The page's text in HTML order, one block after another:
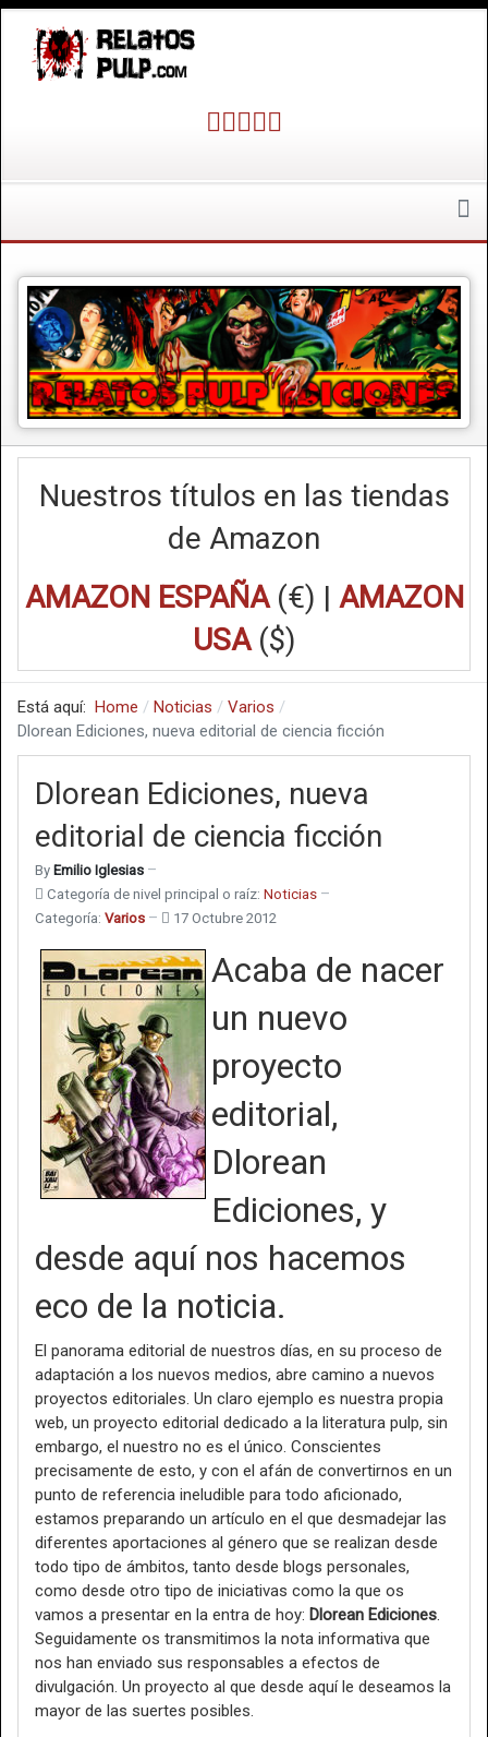
Nuestros títulos en las tiendas
de Amazon
AMAZON ESPAÑA(€) | AMAZON
USA($)
Está aquí: Home Noticias
Varios
Dlorean Ediciones, nueva editorial de ciencia ficción
Dlorean Ediciones, nueva
editorial de ciencia ficción
By Emilio Iglesias
Categoría de nivel principal o raíz: Noticias
Categoría: Varios 17 Octubre 2012
Acaba de nacer
un nuevo
proyecto
editorial,
Dlorean
Ediciones, y
desde aquí nos hacemos
eco de la noticia.
El panorama editorial de nuestros días, en su proceso de
adaptación a los nuevos medios, abre camino a nuevos
proyectos editoriales. Un claro ejemplo es nuestra propia
web, un proyecto editorial dedicado a la literatura pulp, sin
embargo, el nuestro no es el único. Conscientes
precisamente de esto, y con el afán de convertirnos en un
punto de referencia ineludible para todo aficionado,
estamos preparando un artículo en el que desmadejar las
diferentes aportaciones al género que se realizan desde
todo tipo de ámbitos, tanto desde blogs personales,
como desde otro tipo de iniciativas como la que os
vamos a presentar en la entra de hoy: Dlorean Ediciones.
Seguidamente os transmitimos la nota informativa que
nos han enviado sus responsables a efectos de
divulgación. Un proyecto al que desde aquí le deseamos la
mayor de las suertes posibles.